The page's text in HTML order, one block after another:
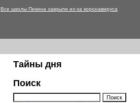
Все школы Пекина закрыли из-за коронавируса
Тайны дня
Поиск